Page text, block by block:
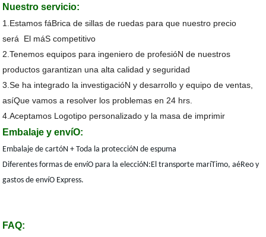
Nuestro servicio:
1.Estamos fáBrica de sillas de ruedas para que nuestro precio
será El máS competitivo
2.Tenemos equipos para ingeniero de profesióN de nuestros
productos garantizan una alta calidad y seguridad
3.Se ha integrado la investigacióN y desarrollo y equipo de ventas,
asíQue vamos a resolver los problemas en 24 hrs.
4.Aceptamos Logotipo personalizado y la masa de imprimir
Embalaje y envíO:
Embalaje de cartóN + Toda la proteccióN de espuma
Diferentes formas de envíO para la eleccióN:El transporte maríTimo, aéReo y
gastos de envíO Express.
FAQ: